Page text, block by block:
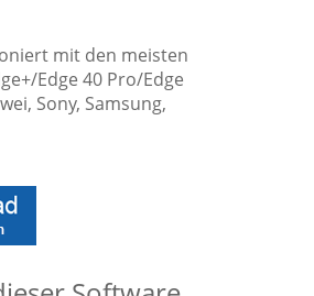
mit den meisten
Edge 40 Pro/Edge
Sony, Samsung,